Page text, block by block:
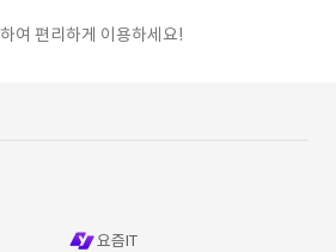
하여 편리하게 이용하세요!
요즘IT